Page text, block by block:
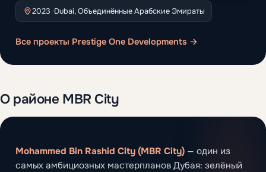
2023 ·Dubai, Объединённые Арабские Эмираты
Все проекты Prestige One Developments →
О районе MBR City
Mohammed Bin Rashid City (MBR City) — один из
самых амбициозных мастерпланов Дубая: зелёный